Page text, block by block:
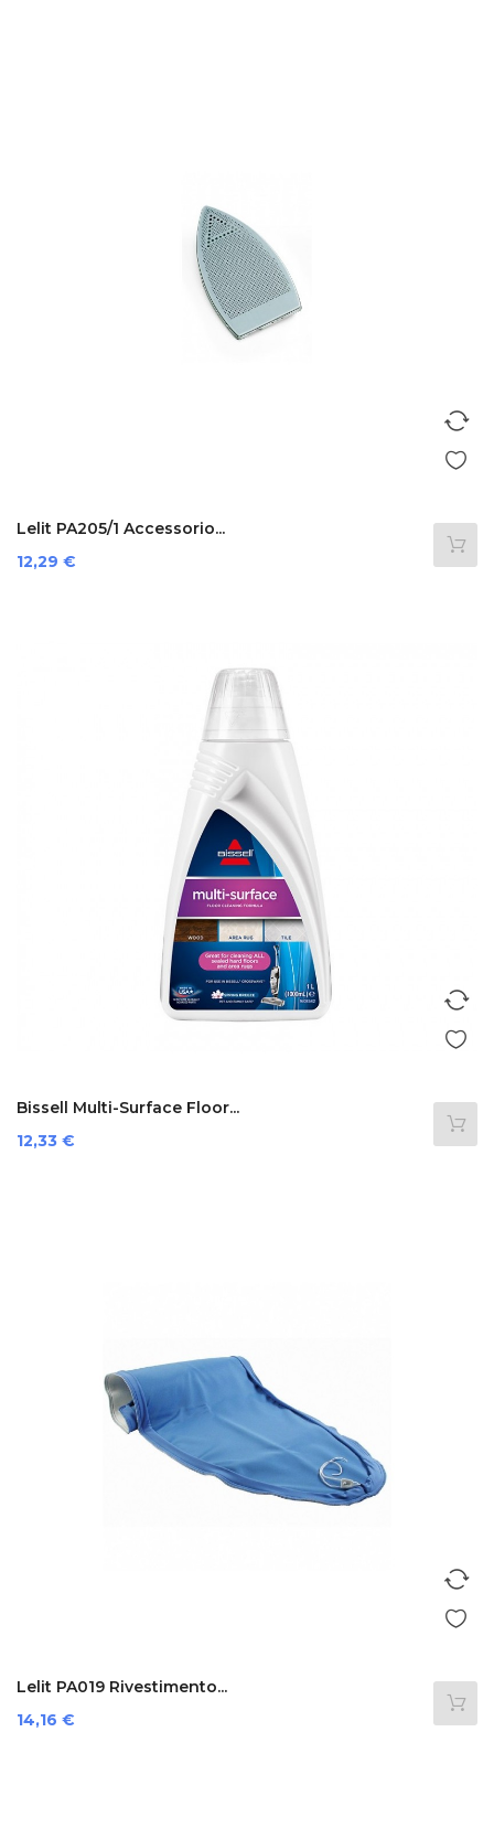
Lelit PA205/1 Accessorio...
Prezzo
12,29 €
Bissell Multi-Surface Floor...
Prezzo
12,33 €
Lelit PA019 Rivestimento...
Prezzo
14,16 €